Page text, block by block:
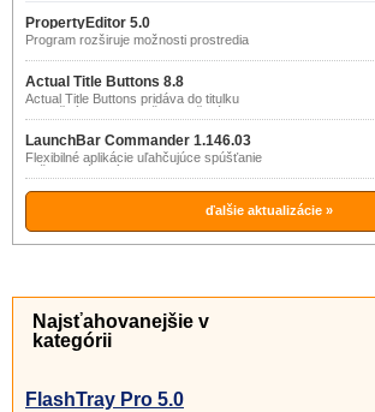
PropertyEditor 5.0
Program rozširuje možnosti prostredia
Actual Title Buttons 8.8
Actual Title Buttons pridáva do titulku
aplikačných okien ďalšie 4 tlačidlá
umožňujúce ďalšie operácie s oknami:
aplikáciu transparentnosti, „zrolovanie“
okna, minimalizáciu do oznamovacej
oblasti hlavného panelu, uzamknutie nad
ostatnými otvorenými oknami.
LaunchBar Commander 1.146.03
Flexibilné aplikácie uľahčujúce spúšťanie
vašich obľúbených programov a
otváranie zložiek dokumentov.
ďalšie aktualizácie »
Najsťahovanejšie v
kategórii
FlashTray Pro 5.0